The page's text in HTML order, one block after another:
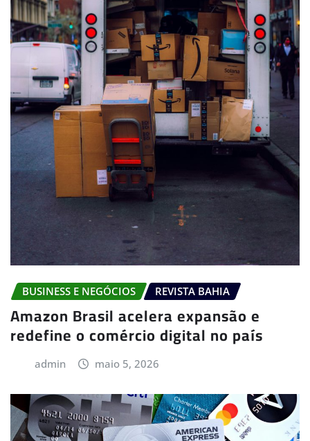
BUSINESS E NEGÓCIOS REVISTA BAHIA
Amazon Brasil acelera expansão e
redefine o comércio digital no país
admin maio 5, 2026